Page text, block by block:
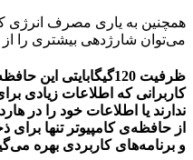
همچنین به یاری مصرف انرژی
می‌توان شارژدهی بیشتری را
ظرفیت 120گیگابایتی
کاربرانی ‌که اطلاعات زیادی
ندارند یا اطلاعات خود را در
از حافظه‌ی کامپیوتر تنها
و برنامه‌های کاربردی بهره